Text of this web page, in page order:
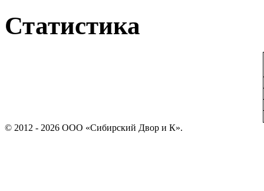
Статистика
© 2012 - 2026 ООО «Сибирский Двор и К».